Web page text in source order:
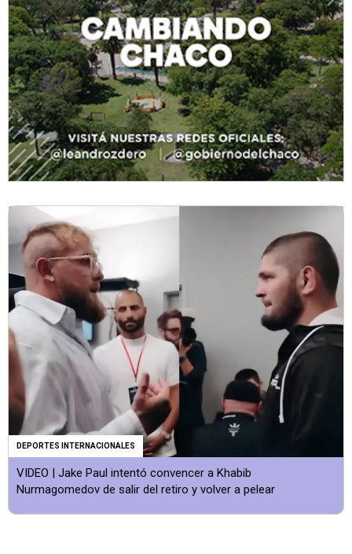
DEPORTES INTERNACIONALES
VIDEO | Jake Paul intentó convencer a Khabib
Nurmagomedov de salir del retiro y volver a pelear